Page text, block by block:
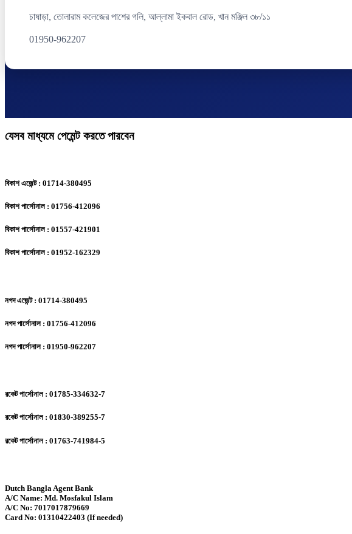
চাষাড়া, তোলারাম কলেজের পাশের গলি, আল্লামা ইকবাল রোড, খান মঞ্জিল ৩৮/১১
01950-962207
যেসব মাধ্যমে পেমেন্ট করতে পারবেন
বিকাশ এজেন্ট : 01714-380495
বিকাশ পার্সোনাল : 01756-412096
বিকাশ পার্সোনাল : 01557-421901
বিকাশ পার্সোনাল : 01952-162329
নগদ এজেন্ট : 01714-380495
নগদ পার্সোনাল : 01756-412096
নগদ পার্সোনাল : 01950-962207
রকেট পার্সোনাল : 01785-334632-7
রকেট পার্সোনাল : 01830-389255-7
রকেট পার্সোনাল : 01763-741984-5
Dutch Bangla Agent Bank
A/C Name: Md. Mosfakul Islam
A/C No: 7017017879669
Card No: 01310422403 (If needed)